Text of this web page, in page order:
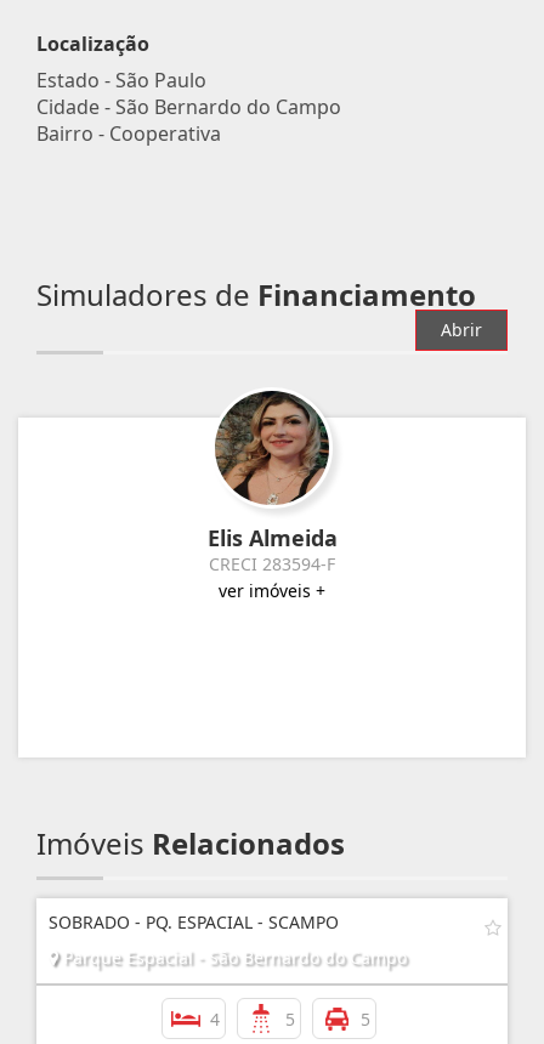
Localização
Estado -São Paulo
Cidade -São Bernardo do Campo
Bairro - Cooperativa
Simuladores de Financiamento
Abrir
Elis Almeida
CRECI 283594-F
ver imóveis +
Imóveis Relacionados
SOBRADO - PQ. ESPACIAL - SCAMPO
Parque Espacial - São Bernardo do Campo
4 5 5